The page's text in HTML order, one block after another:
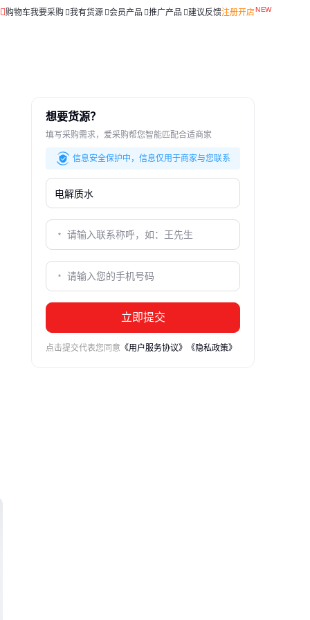
购物车我要采购 我有货源 会员产品 推广产品 建议反馈注册开店
想要货源？
填写采购需求，爱采购帮您智能匹配合适商家
信息安全保护中，信息仅用于商家与您联系
立即提交
点击提交代表您同意 《用户服务协议》 《隐私政策》